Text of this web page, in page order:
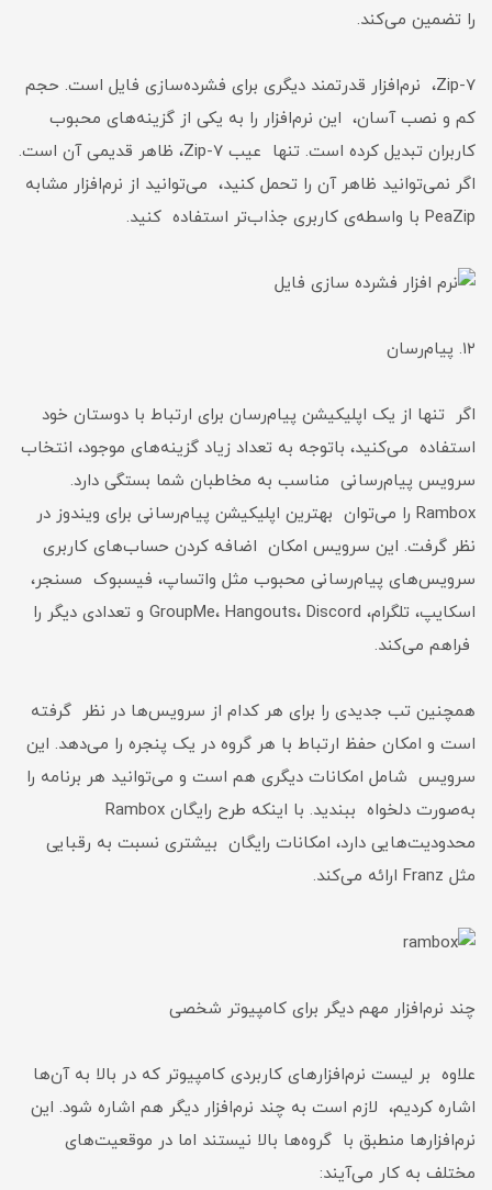
را تضمین می‌کند.
7-Zip، نرم‌افزار قدرتمند دیگری برای فشرده‌سازی فایل است. حجم
کم و نصب آسان، این نرم‌افزار را به یکی از گزینه‌های محبوب
کاربران تبدیل کرده است. تنها عیب 7-Zip، ظاهر قدیمی آن است.
اگر نمی‌توانید ظاهر آن را تحمل کنید، می‌توانید از نرم‌افزار مشابه
PeaZip با واسطه‌ی کاربری جذاب‌تر استفاده کنید.
۱۲. پیام‌رسان
اگر تنها از یک اپلیکیشن پیام‌رسان برای ارتباط با دوستان خود
استفاده می‌کنید، باتوجه به تعداد زیاد گزینه‌های موجود، انتخاب
سرویس پیام‌رسانی مناسب به مخاطبان شما بستگی دارد.
Rambox را می‌توان بهترین اپلیکیشن پیام‌رسانی برای ویندوز در
نظر گرفت. این سرویس امکان اضافه کردن حساب‌های کاربری
سرویس‌های پیام‌رسانی محبوب مثل واتساپ، فیسبوک مسنجر،
اسکایپ، تلگرام، GroupMe، Hangouts، Discord و تعدادی دیگر را
فراهم می‌کند.
همچنین تب جدیدی را برای هر کدام از سرویس‌ها در نظر گرفته
است و امکان حفظ ارتباط با هر گروه در یک پنجره را می‌دهد. این
سرویس شامل امکانات دیگری هم است و می‌توانید هر برنامه را
به‌صورت دلخواه ببندید. با اینکه طرح رایگان Rambox
محدودیت‌هایی دارد، امکانات رایگان بیشتری نسبت به رقبایی
مثل Franz ارائه می‌کند.
چند نرم‌افزار مهم دیگر برای کامپیوتر شخصی
علاوه بر لیست نرم‌افزارهای کاربردی کامپیوتر که در بالا به آن‌ها
اشاره کردیم، لازم است به چند نرم‌افزار دیگر هم اشاره شود. این
نرم‌افزار‌ها منطبق با گروه‌ها بالا نیستند اما در موقعیت‌های
مختلف به کار می‌آیند: